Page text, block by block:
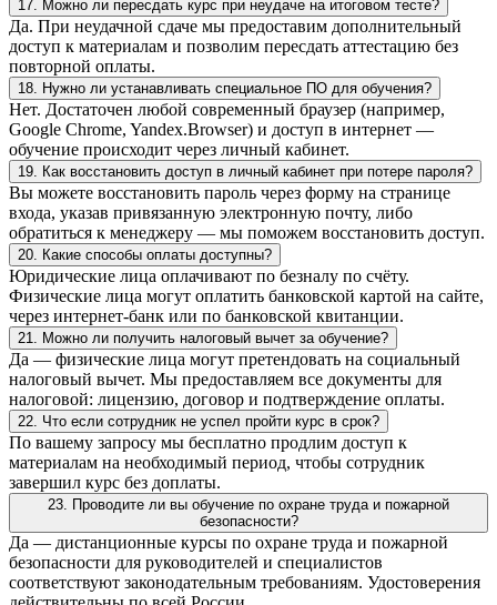
17. Можно ли пересдать курс при неудаче на итоговом тесте?
Да. При неудачной сдаче мы предоставим дополнительный
доступ к материалам и позволим пересдать аттестацию без
повторной оплаты.
18. Нужно ли устанавливать специальное ПО для обучения?
Нет. Достаточен любой современный браузер (например,
Google Chrome, Yandex.Browser) и доступ в интернет —
обучение происходит через личный кабинет.
19. Как восстановить доступ в личный кабинет при потере пароля?
Вы можете восстановить пароль через форму на странице
входа, указав привязанную электронную почту, либо
обратиться к менеджеру — мы поможем восстановить доступ.
20. Какие способы оплаты доступны?
Юридические лица оплачивают по безналу по счёту.
Физические лица могут оплатить банковской картой на сайте,
через интернет-банк или по банковской квитанции.
21. Можно ли получить налоговый вычет за обучение?
Да — физические лица могут претендовать на социальный
налоговый вычет. Мы предоставляем все документы для
налоговой: лицензию, договор и подтверждение оплаты.
22. Что если сотрудник не успел пройти курс в срок?
По вашему запросу мы бесплатно продлим доступ к
материалам на необходимый период, чтобы сотрудник
завершил курс без доплаты.
23. Проводите ли вы обучение по охране труда и пожарной
безопасности?
Да — дистанционные курсы по охране труда и пожарной
безопасности для руководителей и специалистов
соответствуют законодательным требованиям. Удостоверения